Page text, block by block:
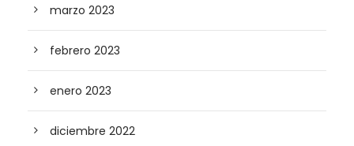
marzo 2023
febrero 2023
enero 2023
diciembre 2022